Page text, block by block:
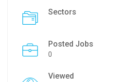
Sectors
Posted Jobs
0
Viewed